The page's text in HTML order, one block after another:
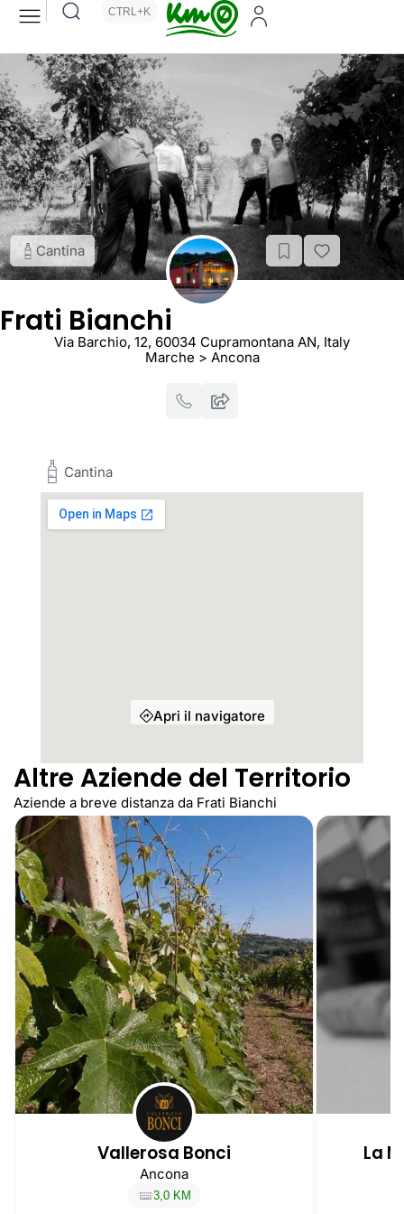
CTRL+K
Cantina
Frati Bianchi
Via Barchio, 12, 60034 Cupramontana AN, Italy
Marche > Ancona
Cantina
Apri il navigatore
Altre Aziende del Territorio
Aziende a breve distanza da Frati Bianchi
Vallerosa Bonci
Ancona
3,0 KM
La